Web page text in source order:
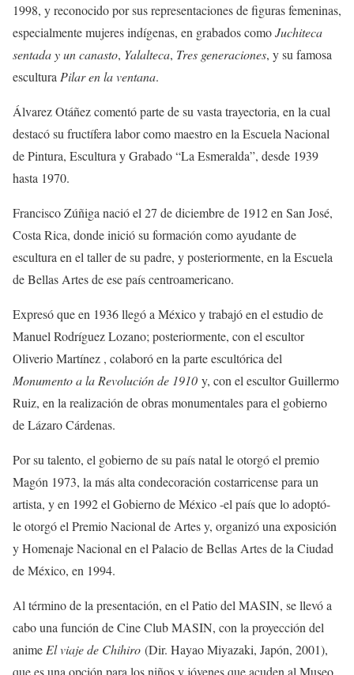
1998, y reconocido por sus representaciones de figuras femeninas,
especialmente mujeres indígenas, en grabados comoJuchiteca
sentada y un canasto, Yalalteca, Tres generaciones, y su famosa
escultura Pilar en la ventana.
Álvarez Otáñez comentó parte de su vasta trayectoria, en la cual
destacó su fructífera labor como maestro en la Escuela Nacional
de Pintura, Escultura y Grabado “La Esmeralda”, desde 1939
hasta 1970.
Francisco Zúñiga nació el 27 de diciembre de 1912 en San José,
Costa Rica, donde inició su formación como ayudante de
escultura en el taller de su padre, y posteriormente, en la Escuela
de Bellas Artes de ese país centroamericano.
Expresó que en 1936 llegó a México y trabajó en el estudio de
Manuel Rodríguez Lozano; posteriormente, con el escultor
Oliverio Martínez , colaboró en la parte escultórica del
Monumento a la Revolución de 1910 y, con el escultor Guillermo
Ruiz, en la realización de obras monumentales para el gobierno
de Lázaro Cárdenas.
Por su talento, el gobierno de su país natal le otorgó el premio
Magón 1973, la más alta condecoración costarricense para un
artista, y en 1992 el Gobierno de México -el país que lo adoptó-
le otorgó el Premio Nacional de Artes y, organizó una exposición
y Homenaje Nacional en el Palacio de Bellas Artes de la Ciudad
de México, en 1994.
Al término de la presentación, en el Patio del MASIN, se llevó a
cabo una función de Cine Club MASIN, con la proyección del
anime El viaje de Chihiro (Dir. Hayao Miyazaki, Japón, 2001),
que es una opción para los niños y jóvenes que acuden al Museo